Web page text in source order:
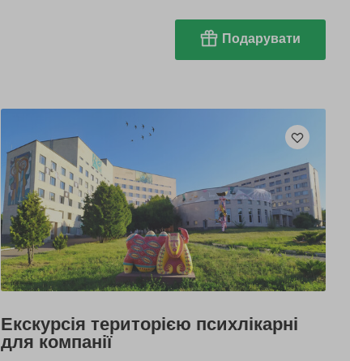
Подарувати
Екскурсія територією психлікарні
для компанії